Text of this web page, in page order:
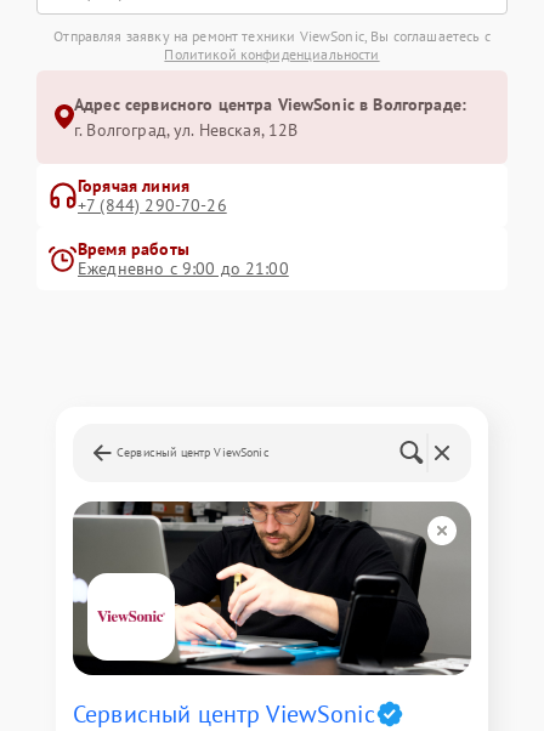
Отправляя заявку на ремонт техники ViewSonic, Вы соглашаетесь с
Политикой конфиденциальности
Адрес сервисного центра ViewSonic в Волгограде:
г. Волгоград, ул. Невская, 12В
Горячая линия
+7 (844) 290-70-26
Время работы
Ежедневно с 9:00 до 21:00
Сервисный центр ViewSonic
Сервисный центр ViewSonic